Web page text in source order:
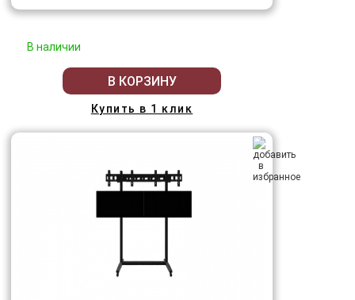
В наличии
В КОРЗИНУ
Купить в 1 клик